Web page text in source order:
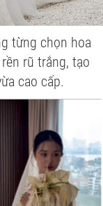
từng chọn hoa
rũ trắng, tạo
cao cấp.